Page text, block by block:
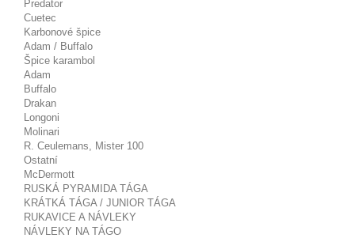
Predator
Cuetec
Karbonové špice
Adam / Buffalo
Špice karambol
Adam
Buffalo
Drakan
Longoni
Molinari
R. Ceulemans, Mister 100
Ostatní
McDermott
RUSKÁ PYRAMIDA TÁGA
KRÁTKÁ TÁGA / JUNIOR TÁGA
RUKAVICE A NÁVLEKY
NÁVLEKY NA TÁGO